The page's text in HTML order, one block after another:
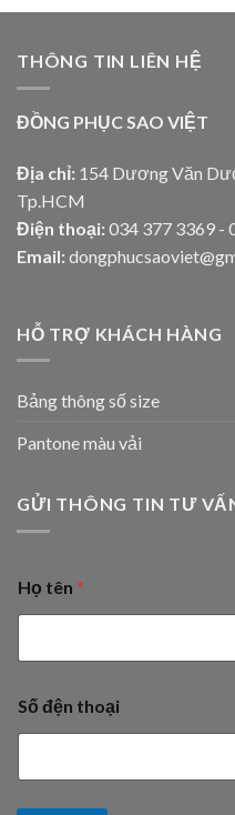
THÔNG TIN LIÊN HỆ
ĐỒNG PHỤC SAO VIỆT
Địa chỉ: 154 Dương Văn
Tp.HCM
Điện thoại: 034 377 3369 -
Email:
HỖ TRỢ KHÁCH HÀNG
Bảng thông số size
Pantone màu vải
GỬI THÔNG TIN TƯ
Họ tên *
Số đện thoại